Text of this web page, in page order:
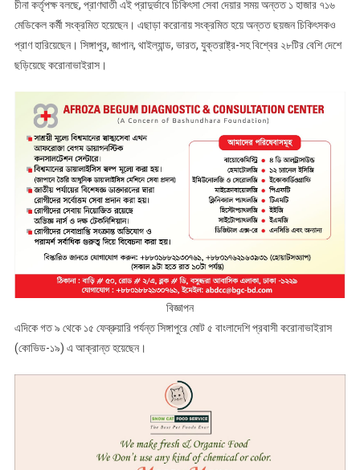
চীনা কর্তৃপক্ষ বলছে, প্রাণঘাতী এই প্রাদুর্ভাবে চিকিৎসা সেবা দেয়ার সময় অন্তত ১ হাজার ৭১৬
মেডিকেল কর্মী সংক্রমিত হয়েছেন। এছাড়া করোনায় সংক্রমিত হয়ে অন্তত ছয়জন চিকিৎসকও
প্রাণ হারিয়েছেন। সিঙ্গাপুর, জাপান, থাইল্যান্ড, ভারত, যুক্তরাষ্ট্র-সহ বিশ্বের ২৮টির বেশি দেশে
ছড়িয়েছে করোনাভাইরাস।
বিজ্ঞাপন
এদিকে গত ৯ থেকে ১৫ ফেব্রুয়ারি পর্যন্ত সিঙ্গাপুরে মোট ৫ বাংলাদেশি প্রবাসী করোনাভাইরাস
(কোভিড-১৯) এ আক্রান্ত হয়েছেন।